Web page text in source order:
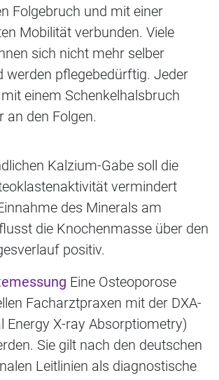
Folgebruch und mit einer
Mobilität verbunden. Viele
sich nicht mehr selber
werden pflegebedürftig. Jeder
einem Schenkelhalsbruch
an den Folgen.
Kalzium-Gabe soll die
vermindert
des Minerals am
die Knochenmasse über den
positiv.
Eine Osteoporose
Facharztpraxen mit der DXA-
Energy X-ray Absorptiometry)
Sie gilt nach den deutschen
Leitlinien als diagnostische